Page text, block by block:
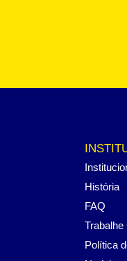
História
FAQ
Política